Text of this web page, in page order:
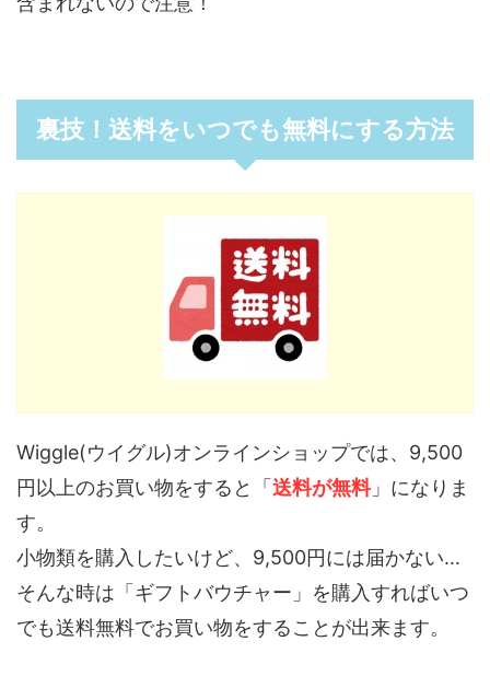
裏技！送料をいつでも無料にする方法
Wiggle(ウイグル)オンラインショップでは、9,500
円以上のお買い物をすると「 送料が無料」になりま
す。
小物類を購入したいけど、9,500円には届かない…
そんな時は「ギフトバウチャー」を購入すればいつ
でも送料無料でお買い物をすることが出来ます。